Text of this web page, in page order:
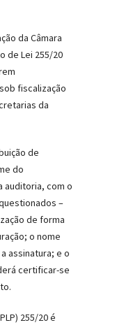
da Câmara
de Lei 255/20
fiscalização
da
de
do
auditoria, com o
–
de forma
o nome
assinatura; e o
certificar-se
255/20 é